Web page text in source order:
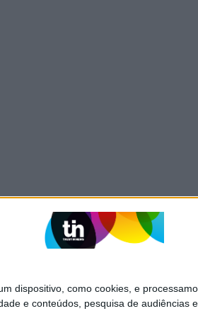
dispositivo, como cookies, e
e conteúdos, pesquisa de audiências